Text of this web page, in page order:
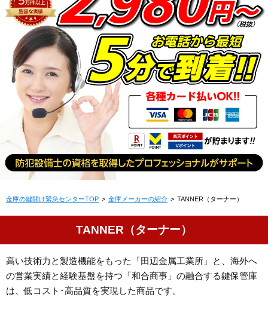
金庫の鍵開け緊急センターTOP 金庫メーカーの紹介 TANNER（ターナー）
TANNER（ターナー）
高い技術力と製造機能をもった「田辺金属工業所」と、海外へ
の営業実績と経験基盤を持つ「和合商事」の融合する鍵保管庫
は、低コスト･高品質を実現した商品です。